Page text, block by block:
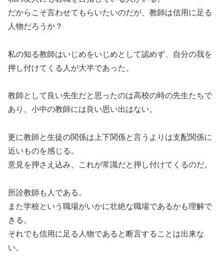
だからこそ言わせてもらいたいのだが、教師は信用に足る
人物だろうか？
私の知る教師はいじめをいじめとして認めず、自分の我を
押し付けてくる人が大半であった。
教師として良い先生だと思ったのは高校の時の先生たちで
あり、小中の教師には良い思い出はない。
更に教師と生徒の関係は上下関係と言うよりは支配関係に
近いものを感じる。
意見を押さえ込み、これが常識だと押し付けてくるのだ。
所詮教師も人である。
また学校という職場がいかに壮絶な職場であるかも理解で
きる。
それでも信用に足る人物であると断言することは出来な
い。